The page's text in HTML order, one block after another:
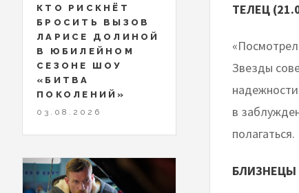
ТЕЛЕЦ
Звезды
в
полагаться.
БЛИЗНЕЦЫ
КТО РИСКНЁТ
БРОСИТЬ ВЫЗОВ
ЛАРИСЕ ДОЛИНОЙ
В ЮБИЛЕЙНОМ
СЕЗОНЕ ШОУ
«БИТВА
ПОКОЛЕНИЙ»
03.08.2026